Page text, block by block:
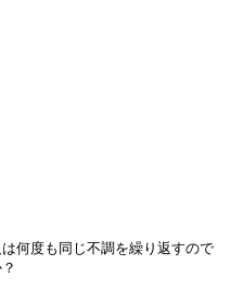
何度も同じ不調を繰り返すので